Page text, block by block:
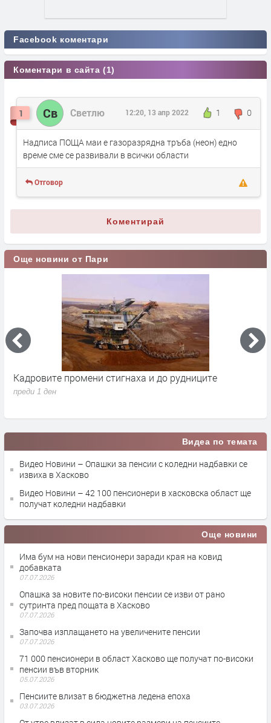
Facebook коментари
Коментари в сайта (1)
1 Св Светлю 1 0
12:20, 13 апр 2022
Надписа ПОЩА маи е газоразрядна тръба (неон) едно
време сме се развивали в всички области
Отговор
Коментирай
Още новини от Пари
Кадровите промени стигнаха и до рудниците
преди 1 ден
Видеа по темата
Видео Новини – Опашки за пенсии с коледни надбавки се
извиха в Хасково
Видео Новини – 42 100 пенсионери в хасковска област ще
получат коледни надбавки
Още новини
Има бум на нови пенсионери заради края на ковид
добавката
07.07.2026
Опашка за новите по-високи пенсии се изви от рано
сутринта пред пощата в Хасково
07.07.2026
Започва изплащането на увеличените пенсии
07.07.2026
71 000 пенсионери в област Хасково ще получат по-високи
пенсии във вторник
05.07.2026
Пенсиите влизат в бюджетна ледена епоха
03.07.2026